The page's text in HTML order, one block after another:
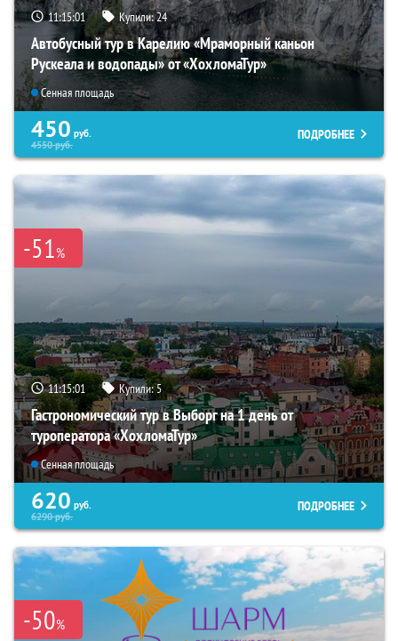
11:15:00 Купили:24
Автобусный тур в Карелию «Мраморный каньон
Рускеала и водопады» от «ХохломаТур»
Сенная площадь
450 руб.
4550руб.
ПОДРОБНЕЕ
-51%
11:15:00 Купили:5
Гастрономический тур в Выборг на 1 день от
туроператора «ХохломаТур»
Сенная площадь
620 руб.
6290руб.
ПОДРОБНЕЕ
-50%